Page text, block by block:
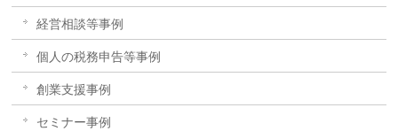
経営相談等事例
個人の税務申告等事例
創業支援事例
セミナー事例